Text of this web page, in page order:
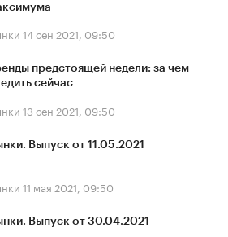
14 сен 2021, 09:50
предстоящей недели: за чем
сейчас
13 сен 2021, 09:50
Выпуск от 11.05.2021
11 мая 2021, 09:50
Выпуск от 30.04.2021